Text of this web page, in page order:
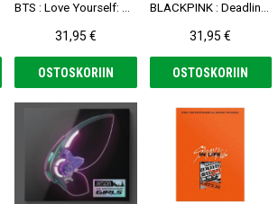
BTS : Love Yourself: Answer 2-CD (S Version)
31,95 €
OSTOSKORIIN
BLACKPINK : Deadline CD (Silver Ver. - Jennie)
31,95 €
OSTOSKORIIN